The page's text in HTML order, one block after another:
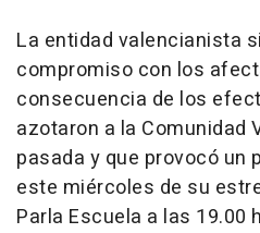
La entidad valencianista
compromiso con los
consecuencia de los
azotaron a la Comunidad
pasada y que provocó un
este miércoles de su
Parla Escuela a las 19.00